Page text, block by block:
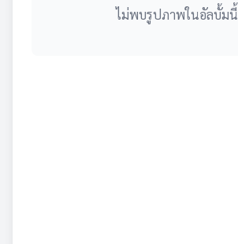
ไม่พบรูปภาพในอัลบั้มนี้